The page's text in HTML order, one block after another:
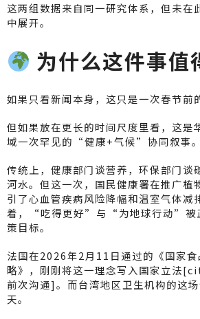
这两组数据来自同一研究体系，但未在
中展开。
为什么这件事值
如果只看新闻本身，这只是一次春节前
但如果放在更长的时间尺度里看，这是
域一次罕见的“健康+气候”协同叙事。
传统上，健康部门谈营养，环保部门谈
河水。但这一次，国民健康署在推广植
引了心血管疾病风险降幅和温室气体
着，“吃得更好”与“为地球行动”被
策目标。
法国在2026年2月11日通过的《国家食
略》，刚刚将这一理念写入国家立法
前次沟通]。而台湾地区卫生机构的这
天。